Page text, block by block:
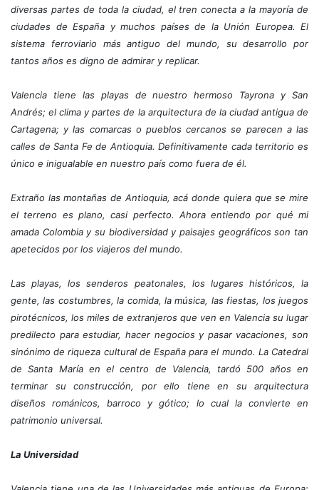
diversas partes de toda la ciudad, el tren conecta a la mayoría de
ciudades de España y muchos países de la Unión Europea. El
sistema ferroviario más antiguo del mundo, su desarrollo por
tantos años es digno de admirar y replicar.
Valencia tiene las playas de nuestro hermoso Tayrona y San
Andrés; el clima y partes de la arquitectura de la ciudad antigua de
Cartagena; y las comarcas o pueblos cercanos se parecen a las
calles de Santa Fe de Antioquia. Definitivamente cada territorio es
único e inigualable en nuestro país como fuera de él.
Extraño las montañas de Antioquia, acá donde quiera que se mire
el terreno es plano, casi perfecto. Ahora entiendo por qué mi
amada Colombia y su biodiversidad y paisajes geográficos son tan
apetecidos por los viajeros del mundo.
Las playas, los senderos peatonales, los lugares históricos, la
gente, las costumbres, la comida, la música, las fiestas, los juegos
pirotécnicos, los miles de extranjeros que ven en Valencia su lugar
predilecto para estudiar, hacer negocios y pasar vacaciones, son
sinónimo de riqueza cultural de España para el mundo. La Catedral
de Santa María en el centro de Valencia, tardó 500 años en
terminar su construcción, por ello tiene en su arquitectura
diseños románicos, barroco y gótico; lo cual la convierte en
patrimonio universal.
La Universidad